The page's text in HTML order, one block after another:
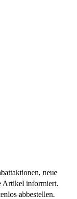
neue
Artikel informiert.
abbestellen.